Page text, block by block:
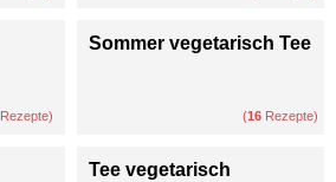
Rezepte)
Sommer vegetarisch Tee
(16 Rezepte)
Tee vegetarisch